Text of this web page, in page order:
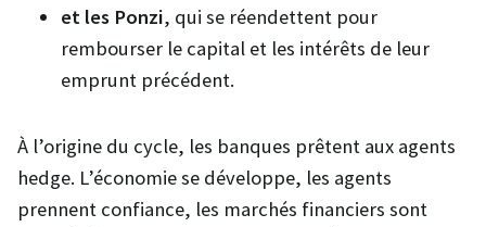
et les Ponzi, qui se réendettent pour
rembourser le capital et les intérêts de leur
emprunt précédent.
À l’origine du cycle, les banques prêtent aux agents
hedge. L’économie se développe, les agents
prennent confiance, les marchés financiers sont